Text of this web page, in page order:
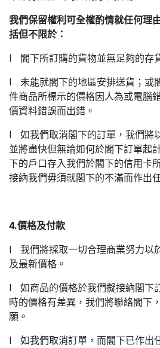
我們保留權利可全權酌情就任何理
括但不限於：
l 閣下所訂購的貨物並無足夠的存
l 未能就閣下的地區安排送貨；或
件商品所標示的價格因人為或電腦
價資料錯誤而出錯。
l 如我們取消閣下的訂單，我們將
並將盡快但無論如何於閣下訂單起
下的戶口存入我們於閣下的信用卡
接納我們毋須就閣下的不滿而作出
4.價格及付款
l 我們將採取一切合理商業努力以
及最新價格。
l 如商品的價格於我們擬接納閣下
時的價格有差異，我們將聯絡閣下
願。
l 如我們取消訂單，而閣下已作出